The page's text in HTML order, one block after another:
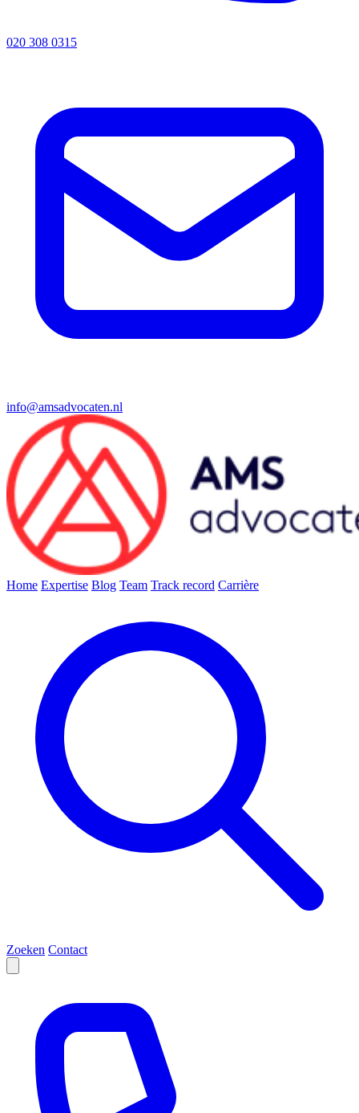
020 308 0315
info@amsadvocaten.nl
Home Expertise Blog Team Track record Carrière
Zoeken Contact